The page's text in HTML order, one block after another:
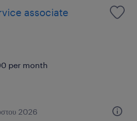
associate
per month
2026